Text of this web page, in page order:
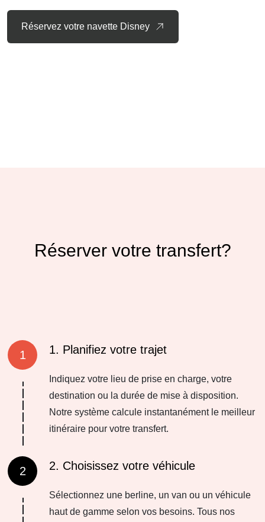
Réservez votre navette Disney
Réserver votre transfert?
1 1. Planifiez votre trajet
Indiquez votre lieu de prise en charge, votre
destination ou la durée de mise à disposition.
Notre système calcule instantanément le meilleur
itinéraire pour votre transfert.
2 2. Choisissez votre véhicule
Sélectionnez une berline, un van ou un véhicule
haut de gamme selon vos besoins. Tous nos